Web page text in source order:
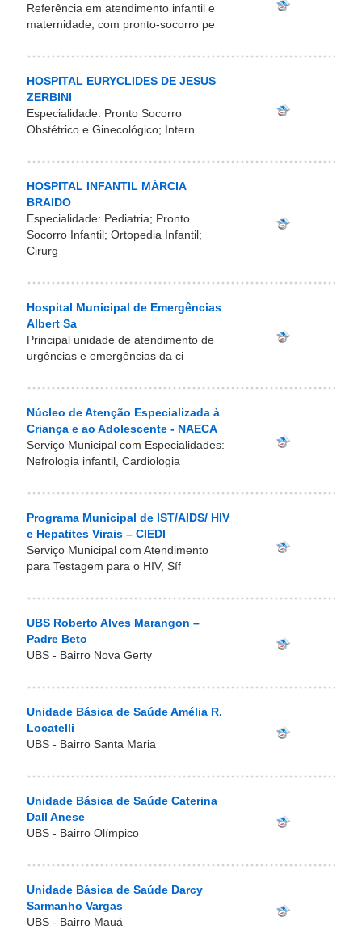
Referência em atendimento infantil e
maternidade, com pronto-socorro pe
HOSPITAL EURYCLIDES DE JESUS
ZERBINI
Especialidade: Pronto Socorro
Obstétrico e Ginecológico; Intern
HOSPITAL INFANTIL MÁRCIA
BRAIDO
Especialidade: Pediatria; Pronto
Socorro Infantil; Ortopedia Infantil;
Cirurg
Hospital Municipal de Emergências
Albert Sa
Principal unidade de atendimento de
urgências e emergências da ci
Núcleo de Atenção Especializada à
Criança e ao Adolescente - NAECA
Serviço Municipal com Especialidades:
Nefrologia infantil, Cardiologia
Programa Municipal de IST/AIDS/ HIV
e Hepatites Virais – CIEDI
Serviço Municipal com Atendimento
para Testagem para o HIV, Síf
UBS Roberto Alves Marangon –
Padre Beto
UBS - Bairro Nova Gerty
Unidade Básica de Saúde Amélia R.
Locatelli
UBS - Bairro Santa Maria
Unidade Básica de Saúde Caterina
Dall Anese
UBS - Bairro Olímpico
Unidade Básica de Saúde Darcy
Sarmanho Vargas
UBS - Bairro Mauá